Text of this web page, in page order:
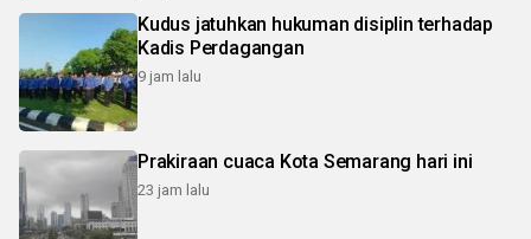
Kudus jatuhkan hukuman disiplin terhadap
Kadis Perdagangan
9 jam lalu
Prakiraan cuaca Kota Semarang hari ini
23 jam lalu